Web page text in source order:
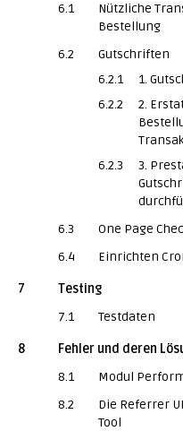
6.1
Nützliche
Bestellung
6.2
Gutschriften
6.2.1
1.
6.2.2
2.
6.2.3
3.
6.3
One Page
6.4
Einrichten
7
Testing
7.1
Testdaten
8
Fehler und deren
8.1
Modul
8.2
Die Referrer
Tool